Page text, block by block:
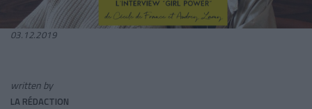
03.12.2019
written by
LA RÉDACTION